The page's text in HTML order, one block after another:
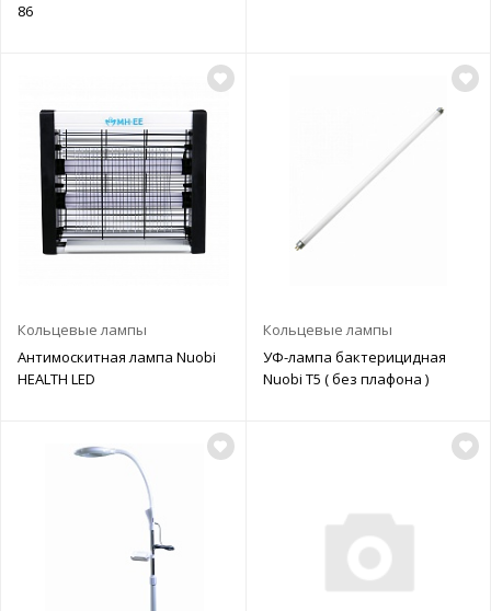
86
Кольцевые лампы
Антимоскитная лампа Nuobi
HEALTH LED
Кольцевые лампы
УФ-лампа бактерицидная
Nuobi T5 ( без плафона )